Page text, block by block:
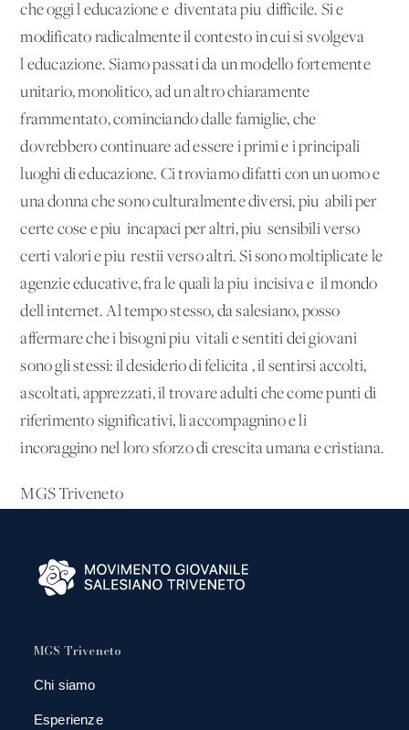
che oggi l'educazione e' diventata piu' difficile. Si e'
modificato radicalmente il contesto in cui si svolgeva
l'educazione. Siamo passati da un modello fortemente
unitario, monolitico, ad un altro chiaramente
frammentato, cominciando dalle famiglie, che
dovrebbero continuare ad essere i primi e i principali
luoghi di educazione. Ci troviamo difatti con un uomo e
una donna che sono culturalmente diversi, piu' abili per
certe cose e piu' incapaci per altri, piu' sensibili verso
certi valori e piu' restii verso altri. Si sono moltiplicate le
agenzie educative, fra le quali la piu' incisiva e' il mondo
dell'internet. Al tempo stesso, da salesiano, posso
affermare che i bisogni piu' vitali e sentiti dei giovani
sono gli stessi: il desiderio di felicita', il sentirsi accolti,
ascoltati, apprezzati, il trovare adulti che come punti di
riferimento significativi, li accompagnino e li
incoraggino nel loro sforzo di crescita umana e cristiana.
MGS Triveneto
MGS Triveneto
Chi siamo
Esperienze